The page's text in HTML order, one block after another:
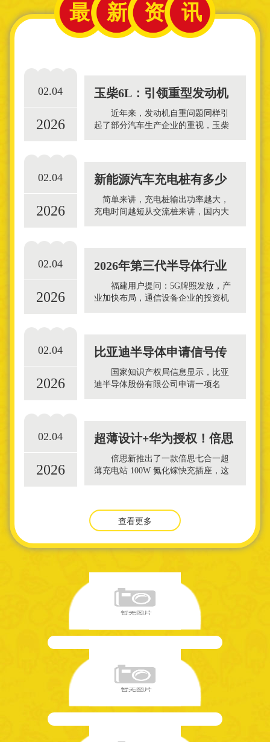
最新资讯
02.04
2026
玉柴6L：引领重型发动机
自重轻量化发展新
近年来，发动机自重问题同样引
起了部分汽车生产企业的重视，玉柴
02.04
2026
新能源汽车充电桩有多少
根电源线
简单来讲，充电桩输出功率越大，
充电时间越短从交流桩来讲，国内大
02.04
2026
2026年第三代半导体行业
市场深度调研及
福建用户提问：5G牌照发放，产
业加快布局，通信设备企业的投资机
02.04
2026
比亚迪半导体申请信号传
输电路及信号传输系
国家知识产权局信息显示，比亚
迪半导体股份有限公司申请一项名
02.04
2026
超薄设计+华为授权！倍思
100W七合一充
倍思新推出了一款倍思七合一超
薄充电站 100W 氮化镓快充插座，这
查看更多